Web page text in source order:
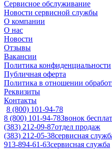
Сервисное обслуживание
Новости сервисной службы
О компании
О нас
Новости
Отзывы
Вакансии
Политика конфиденциальности
Публичная оферта
Политика в отношении
Реквизиты
Контакты
8 (800) 101-94-78
8 (800) 101-94-78Звонок
(383) 212-09-87отдел продаж
(383) 212-05-38сервисная
913-894-61-63сервисная служба